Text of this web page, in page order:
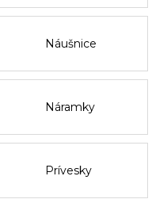
Náušnice
Náramky
Prívesky